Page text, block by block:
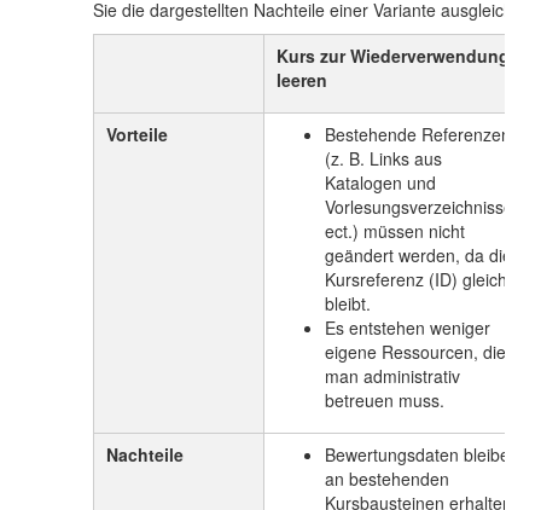
Sie die dargestellten Nachteile einer Variante ausgleichen
Kurs zur Wiederverwendung
leeren
Vorteile
Bestehende Referenzen
(z. B. Links aus
Katalogen und
Vorlesungsverzeichnissen
ect.) müssen nicht
geändert werden, da die
Kursreferenz (ID) gleich
bleibt.
Es entstehen weniger
eigene Ressourcen, die
man administrativ
betreuen muss.
Nachteile
Bewertungsdaten bleiben
an bestehenden
Kursbausteinen erhalten.